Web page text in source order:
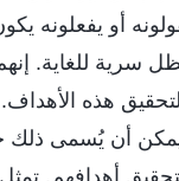
أو يفعلونه
فتظل سرية
هذه
يمكن أن يُسمى
أهدافهم.